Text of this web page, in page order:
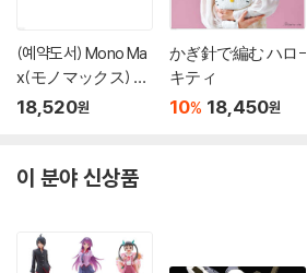
(예약도서) Mono Ma
x(モノマックス) 20
26年10月號
18,520원
かぎ針で編む ハロ-
キティ
10% 18,450원
이 분야 신상품